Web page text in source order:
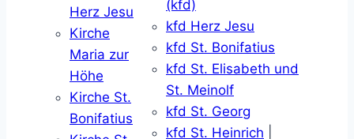
Herz Jesu
Kirche
Maria zur
Höhe
Kirche St.
Bonifatius
(kfd)
kfd Herz Jesu
kfd St. Bonifatius
kfd St. Elisabeth und
St. Meinolf
kfd St. Georg
kfd St. Heinrich